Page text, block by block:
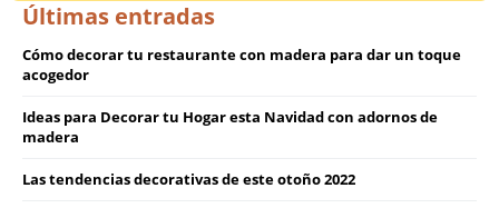
Últimas entradas
Cómo decorar tu restaurante con madera para dar un toque
acogedor
Ideas para Decorar tu Hogar esta Navidad con adornos de
madera
Las tendencias decorativas de este otoño 2022